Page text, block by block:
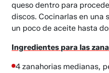
queso dentro para
discos. Cocinarlas en una
un poco de aceite hasta
Ingredientes para las
4 zanahorias medianas,